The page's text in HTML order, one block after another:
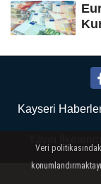
Kayseri
Veri